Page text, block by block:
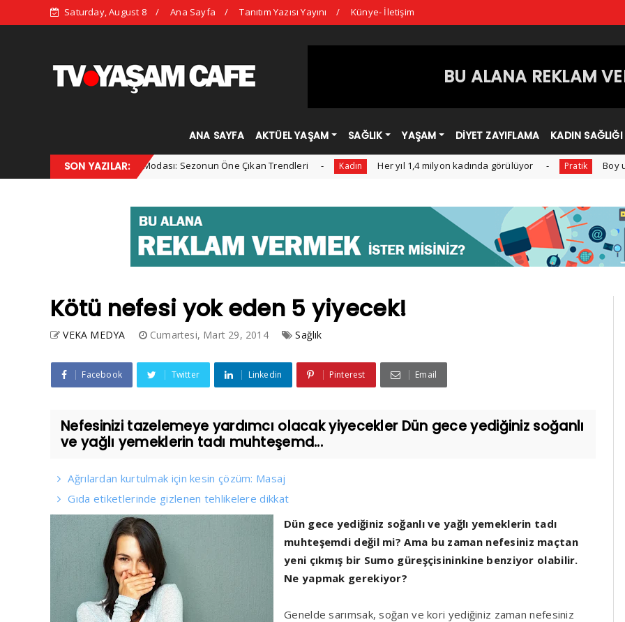
Saturday, August 8 Ana Sayfa Tanıtım Yazısı Yayını Künye- İletişim
BU ALANA REKLAM
ANA SAYFA AKTÜEL YAŞAM SAĞLIK YAŞAM DİYET ZAYIFLAMA KADIN SAĞLIĞI
SON YAZILAR:
2025 Kış Modası: Sezonun Öne Çıkan Trendleri Kadın Her yıl 1,4 milyon kadında görülüyor Pratik Boy
Kötü nefesi yok eden 5 yiyecek!
VEKA MEDYA Cumartesi, Mart 29, 2014 Sağlık
Facebook Twitter Linkedin Pinterest Email
Nefesinizi tazelemeye yardımcı olacak yiyecekler Dün gece yediğiniz soğanlı
ve yağlı yemeklerin tadı muhteşemd...
Ağrılardan kurtulmak için kesin çözüm: Masaj
Gıda etiketlerinde gizlenen tehlikelere dikkat
Dün gece yediğiniz soğanlı ve yağlı yemeklerin tadı
muhteşemdi değil mi? Ama bu zaman nefesiniz maçtan
yeni çıkmış bir Sumo güreşçisininkine benziyor olabilir.
Ne yapmak gerekiyor?
Genelde sarımsak, soğan ve kori yediğiniz zaman nefesiniz